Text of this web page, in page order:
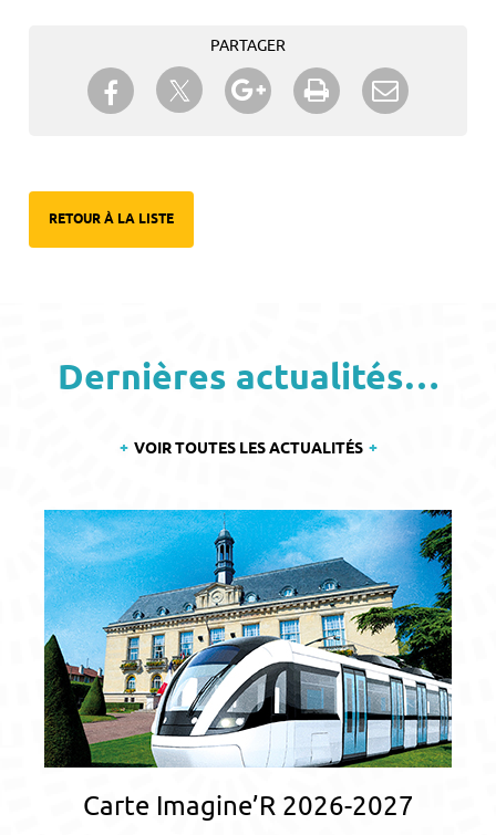
PARTAGER
Partager sur Facebook
Partager sur TwitterPartager sur Google+
Imprimer
RETOUR À LA LISTE
Dernières actualités…
VOIR TOUTES LES ACTUALITÉS
Carte Imagine’R 2026-2027